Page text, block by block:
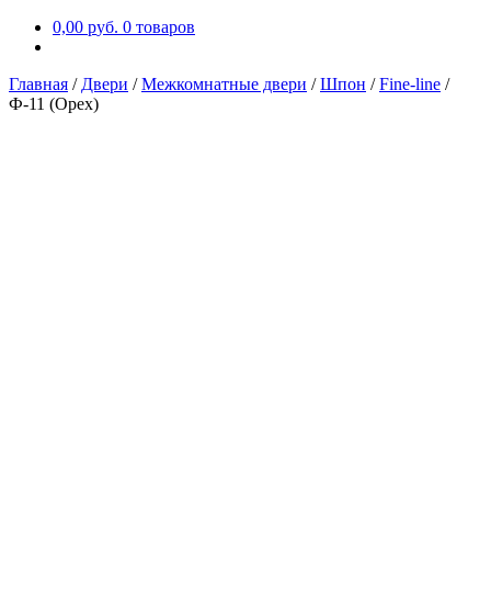
0,00 руб. 0 товаров
Главная / Двери /Межкомнатные двери /Шпон /Fine-line /
Ф-11 (Орех)